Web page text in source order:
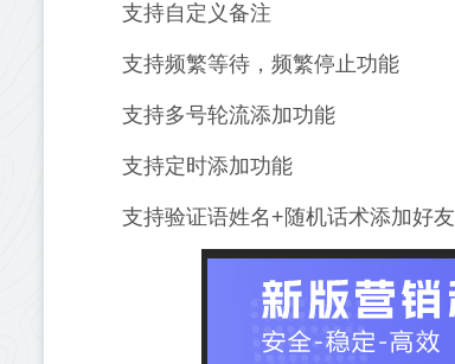
支持自定义备注
支持频繁等待，频繁停止功能
支持多号轮流添加功能
支持定时添加功能
支持验证语姓名+随机话术添加好友